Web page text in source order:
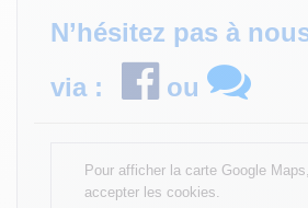
N’hésitez pas à
via :
ou
Pour afficher la carte Google
accepter les cookies.